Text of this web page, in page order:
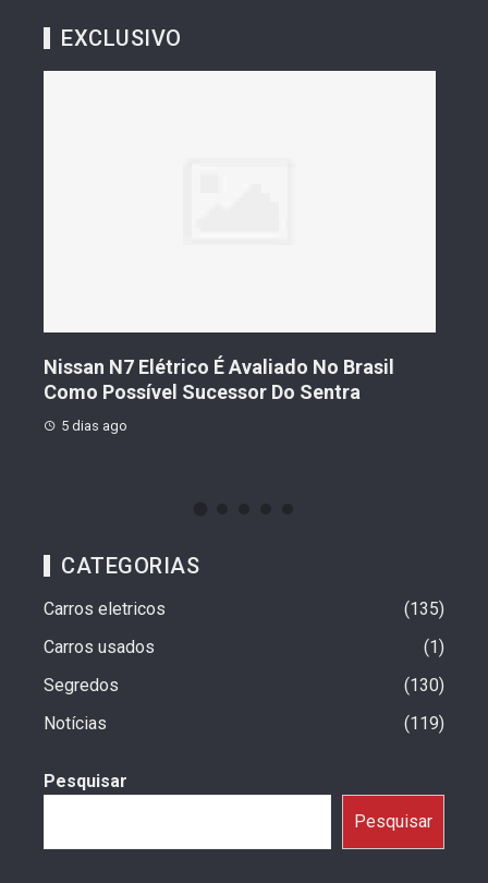
EXCLUSIVO
No Brasil
Do Sentra
Geely Celebra Um Ano No Brasil
Vendas Que Ultrapassam 25
CATEGORIAS
Carros eletricos
135
Carros usados
1
Segredos
130
Notícias
119
Pesquisar
Pesquisar